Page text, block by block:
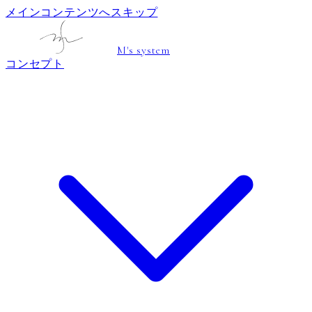
メインコンテンツへスキップ
M's system
コンセプト